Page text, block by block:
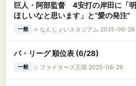
巨人・阿部監督 4安打の岸田に「
ほしいなと思います」と“愛の発注”
一般 ★ なんじぇいスタジアム 2025-06-28
パ・リーグ 順位表 (6/28)
一般 ☆ ファイターズ王国 2025-06-28